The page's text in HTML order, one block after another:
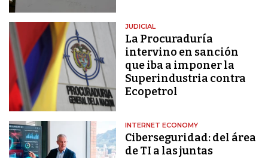
JUDICIAL
La Procuraduría
intervino en sanción
que iba a imponer la
Superindustria contra
Ecopetrol
INTERNET ECONOMY
Ciberseguridad: del área
de TI a las juntas